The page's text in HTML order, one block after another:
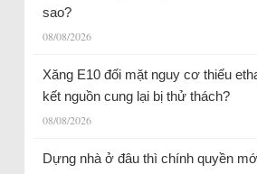
sao?
08/08/2026
Xăng E10 đối mặt nguy cơ thiếu
kết nguồn cung lại bị thử thách?
08/08/2026
Dựng nhà ở đâu thì chính quyền